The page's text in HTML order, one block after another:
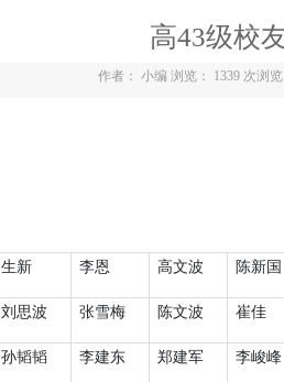
高43级校
作者： 小编 浏览： 1339 次浏览
生新 李恩 高文波 陈新国
刘思波 张雪梅 陈文波 崔佳
孙韬韬 李建东 郑建军 李峻峰